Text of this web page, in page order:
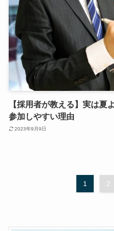
【採用者が教える】実は夏
参加しやすい理由
2023年9月9日
1 2